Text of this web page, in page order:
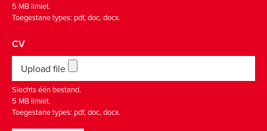
5 MB limiet.
Toegestane types: pdf, doc, docx.
CV
Upload file
Slechts één bestand.
5 MB limiet.
Toegestane types: pdf, doc, docx.